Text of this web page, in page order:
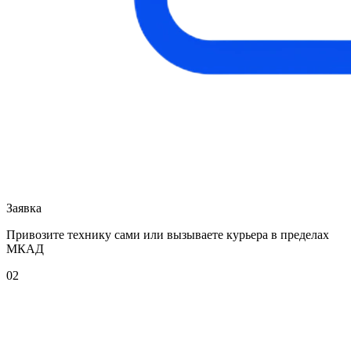
Заявка
Привозите технику сами или вызываете курьера в пределах
МКАД
02